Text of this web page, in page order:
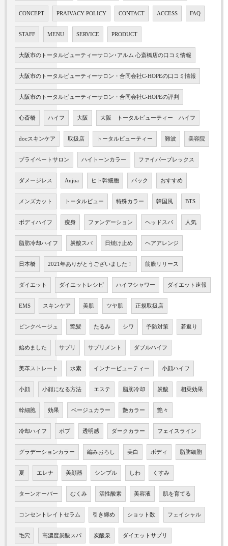
CONCEPT PRAIVACY-POLICY CONTACT ACCESS FAQ
STAFF MENU SERVICE PRODUCT
大阪市のトータルビューティーサロン･アルム 心斎橋店の口コミ情報
大阪市のトータルビューティーサロン・合同会社C-HOPEの口コミ情報
大阪市のトータルビューティーサロン・合同会社C-HOPEの評判
心斎橋 ハイフ 大阪 大阪 トータルビューティー ハイフ
docスキンケア 取扱店 トータルビューティー 難波 美容院
プライベートサロン ハイトーンカラー ファイバープレックス
ダメージレス Aujua ヒト幹細胞 パック おすすめ
メンズカット トータルビュー 特殊カラー 韓国風 BTS
ボディハイフ 痩身 ファンデーション ヘッドスパ 人気
脂肪冷却ハイフ 炭酸スパ 日焼け止め ヘアアレンジ
日本橋 2021年ありがとうございました！ 筋膜リリース
ダイエット ダイエットレシピ ハイフシャワー ダイエット速報
EMS スキンケア 美肌 ツヤ肌 正規取扱店
ピンクベージュ 艶髪 たるみ シワ 予防対策 若返り
始めました サプリ サプリメント ダブルハイフ
美革ストレート 水素 インナービューティー 小顔ハイフ
小顔 小顔になる方法 エステ 脂肪冷却 炭酸 相乗効果
幹細胞 効果 ベージュカラー 艶カラー 艶々
冷却ハイフ ボブ 透明感 ダークカラー フェイスライン
グラデーションカラー 編みおろし 美白 ボディ 脂肪細胞
夏 エレナ 美顔器 シンプル しわ くすみ
ターンオーバー むくみ 活性酸素 美容液 肌を育てる
コンセントレイトセラム 引き締め ショット数 フェイシャル
毛穴 高濃度炭酸スパ 炭酸泉 ダイエットサプリ